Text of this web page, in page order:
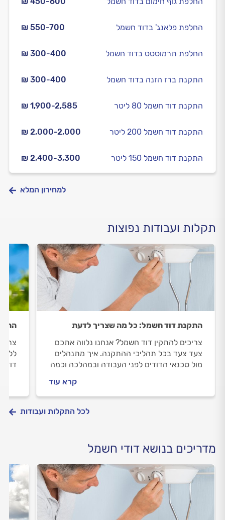
₪ 550-700 החלפת פלאנג' בדוד חשמל
₪ 300-400 החלפת תרמוסטט בדוד חשמל
₪ 300-400 התקנת ברז הזנה בדוד חשמל
₪ 1,900-2,585 התקנת דוד חשמל 80 ליטר
₪ 2,000-2,000 התקנת דוד חשמל 200 ליטר
₪ 2,400-3,300 התקנת דוד חשמל 150 ליטר
למחירון המלא
תקלות ועבודות נפוצות
התקנת דוד חשמל: כל מה שצריך לדעת
צריכים להתקין דוד חשמל? אנחנו נלווה אתכם
צעד צעד בכל תהליכי ההתקנה. איך מתנהלים
מול טכנאי הדודים לפני העבודה ובמהלכה וכמה
קרא עוד
דוד
לכל התקלות ועבודות
מדריכים בנושא דודי חשמל